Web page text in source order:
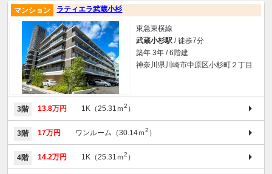
ラティエラ武蔵小杉
マンション
東急東横線
武蔵小杉駅 / 徒歩7分
築年 3年 / 6階建
神奈川県川崎市中原区小杉町２丁目
3階 13.8万円 1K（25.31ｍ2 ）
3階 17万円 ワンルーム（30.14ｍ2 ）
4階 14.2万円 1K（25.31ｍ2 ）